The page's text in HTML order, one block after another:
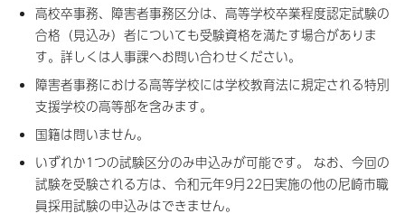
高校卒事務、障害者事務区分は、高等学校卒業程度認定試験の
合格（見込み）者についても受験資格を満たす場合がありま
す。詳しくは人事課へお問い合わせください。
障害者事務における高等学校には学校教育法に規定される特別
支援学校の高等部を含みます。
国籍は問いません。
いずれか1つの試験区分のみ申込みが可能です。 なお、今回の
試験を受験される方は、令和元年9月22日実施の他の尼崎市職
員採用試験の申込みはできません。